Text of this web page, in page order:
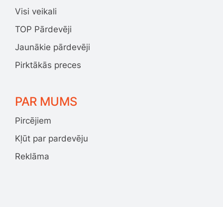
Visi veikali
TOP Pārdevēji
Jaunākie pārdevēji
Pirktākās preces
PAR MUMS
Pircējiem
Kļūt par pardevēju
Reklāma